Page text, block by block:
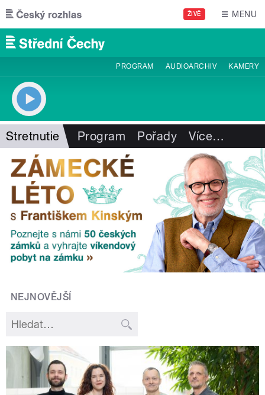
Přejít k hlavnímu obsahu
ŽIVĚ MENU
PROGRAM AUDIOARCHIV KAMERY
Stretnutie Program Pořady Více…
NEJNOVĚJŠÍ